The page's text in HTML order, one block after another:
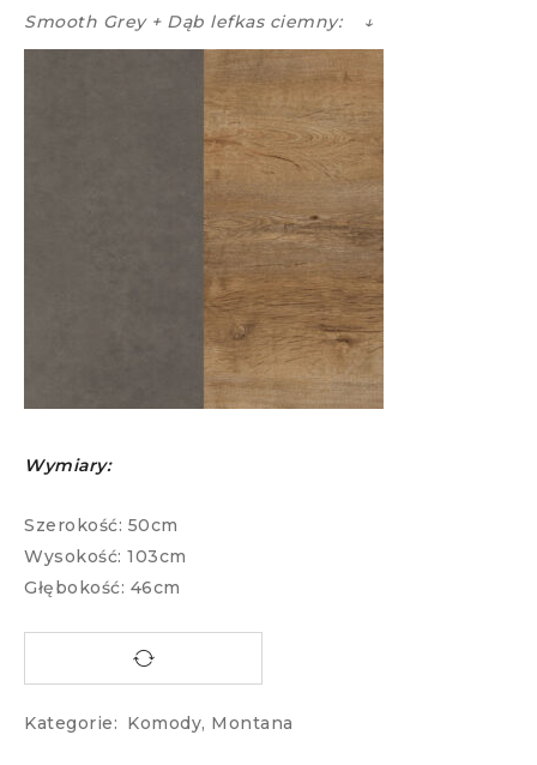
Smooth Grey + Dąb lefkas ciemny: ↓
Wymiary:
Szerokość: 50cm
Wysokość: 103cm
Głębokość: 46cm
Kategorie: Komody, Montana